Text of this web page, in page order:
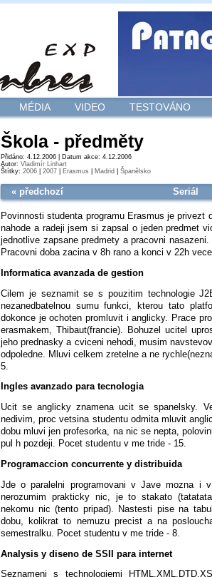
MÉDIA VIDEO TESTOVÁNO
Škola - předměty
Přidáno: 4.12.2006 | Datum akce: 4.12.2006
Autor: Vladimír Linhart
Štítky: 2006 2007 Erasmus Madrid Španělsko
« předchozí Seriál
Povinnosti studenta programu Erasmus je privezt
nahode a radeji jsem si zapsal o jeden predmet
jednotlive zapsane predmety a pracovni
Pracovni doba zacina v 8h rano a konci v 22h
Informatica avanzada de gestion
Cilem je seznamit se s pouzitim technologie
nezanedbatelnou sumu funkci, kterou tato
dokonce je ochoten promluvit i anglicky. Prace
erasmakem, Thibaut(francie). Bohuzel ucitel
jeho prednasky a cviceni nehodi, musim
odpoledne. Mluvi celkem zretelne a ne
5.
Ingles avanzado para tecnologia
Ucit se anglicky znamena ucit se spanelsky.
nedivim, proc vetsina studentu odmita mluvit
dobu mluvi jen profesorka, na nic se nepta,
pul h pozdeji. Pocet studentu v me tride - 15.
Programaccion concurrente y distribuida
Jde o paralelni programovani v Jave mozna i
nerozumim prakticky nic, je to stakato
nekomu nic (tento pripad). Nastesti pise na
dobu, kolikrat to nemuzu precist a na
semestralku. Pocet studentu v me tride - 8.
Analysis y diseno de SSII para internet
Seznameni s technologiemi